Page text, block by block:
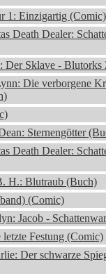
1: Einzigartig (Comic)
Death Dealer:
Der Sklave - Blutorks
Die verborgene
Sternengötter
Death Dealer:
H.: Blutraub (Buch)
(Comic)
Jacob -
letzte Festung (Comic)
Der schwarze